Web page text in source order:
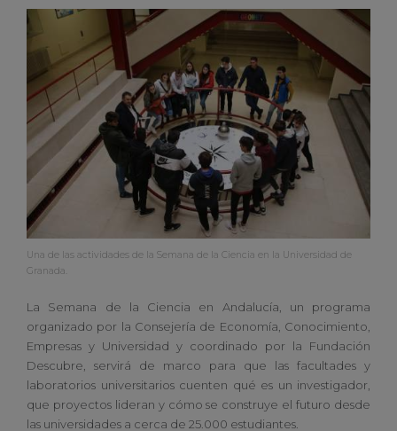
Una de las actividades de la Semana de la Ciencia en la Universidad de
Granada.
La Semana de la Ciencia en Andalucía, un programa
organizado por la Consejería de Economía, Conocimiento,
Empresas y Universidad y coordinado por la Fundación
Descubre, servirá de marco para que las facultades y
laboratorios universitarios cuenten qué es un investigador,
que proyectos lideran y cómo se construye el futuro desde
las universidades a cerca de 25.000 estudiantes.